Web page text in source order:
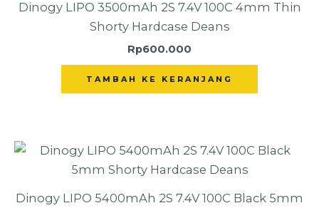
Dinogy LIPO 3500mAh 2S 7.4V 100C 4mm Thin
Shorty Hardcase Deans
Rp600.000
TAMBAH KE KERANJANG
Dinogy LIPO 5400mAh 2S 7.4V 100C Black 5mm